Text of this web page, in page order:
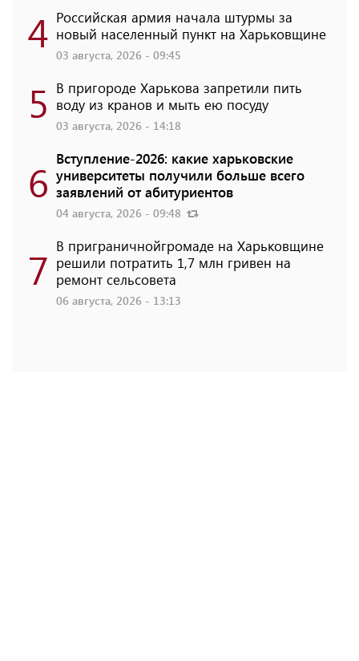
4 Российская армия начала штурмы за
новый населенный пункт на Харьковщине
03 августа, 2026 - 09:45
5 В пригороде Харькова запретили пить
воду из кранов и мыть ею посуду
03 августа, 2026 - 14:18
6 Вступление-2026: какие харьковские
университеты получили больше всего
заявлений от абитуриентов
04 августа, 2026 - 09:48
7 В приграничнойгромаде на Харьковщине
решили потратить 1,7 млн ​​гривен на
ремонт сельсовета
06 августа, 2026 - 13:13